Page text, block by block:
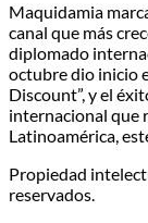
Maquidamia
canal que más
diplomado
octubre dio inicio
Discount”, y el
internacional que
Latinoamérica,
Propiedad
reservados.